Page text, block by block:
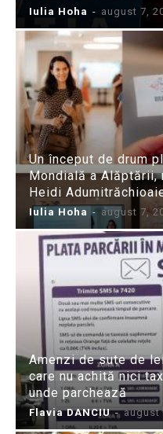
Iulia Hoha - august 7,
Un început de drum
Mondială a Alăptării,
Heidi
Iulia Hoha - august 7,
Amenzi de sute de
care nu achită nici
unde parchează
Flavia DANCIU - august